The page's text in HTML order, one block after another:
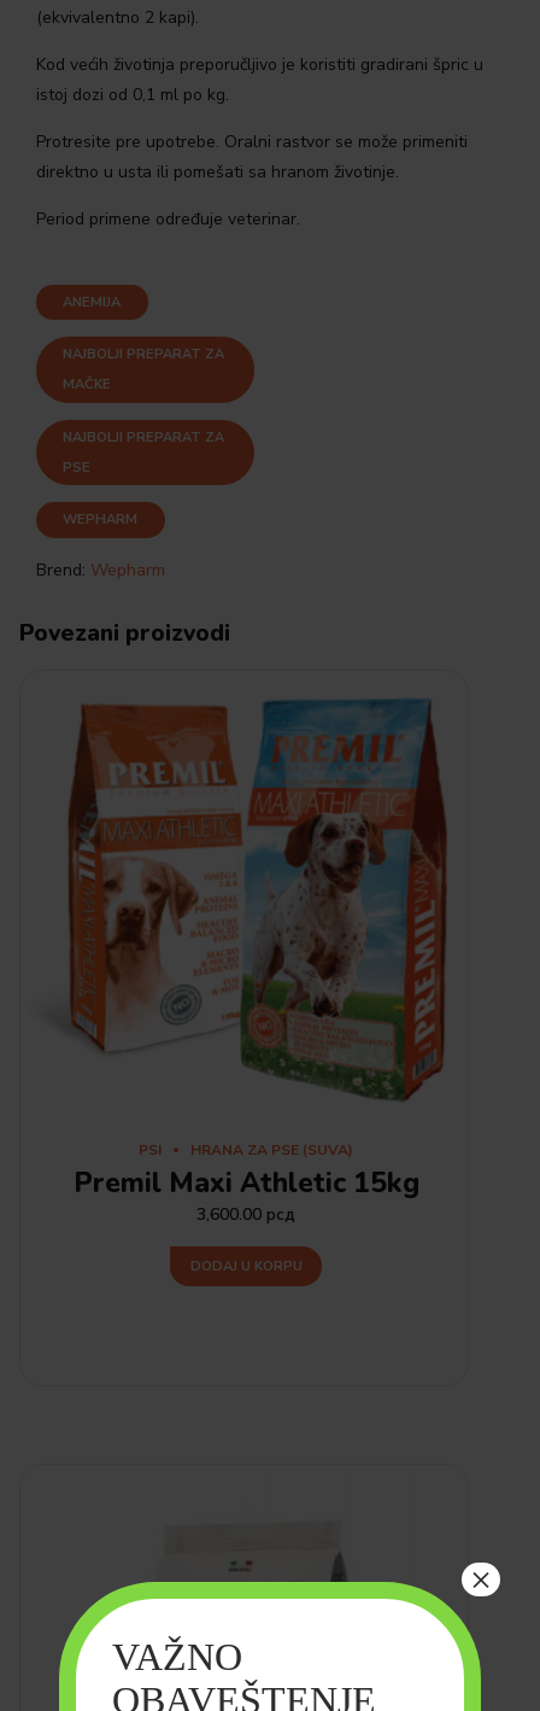
(ekvivalentno 2 kapi).
Kod većih životinja preporučljivo je koristiti gradirani špric u
istoj dozi od 0,1 ml po kg.
Protresite pre upotrebe. Oralni rastvor se može primeniti
direktno u usta ili pomešati sa hranom životinje.
Period primene određuje veterinar.
ANEMIJA
NAJBOLJI PREPARAT ZA
MAČKE
NAJBOLJI PREPARAT ZA
PSE
WEPHARM
Brend: Wepharm
Povezani proizvodi
PSI HRANA ZA PSE (SUVA)
Premil Maxi Athletic 15kg
3,600.00 рсд
DODAJ U KORPU
VAŽNO
OBAVEŠTENJE
×